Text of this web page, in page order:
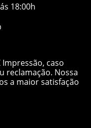
18:00h
caso
reclamação. Nossa
a maior satisfação